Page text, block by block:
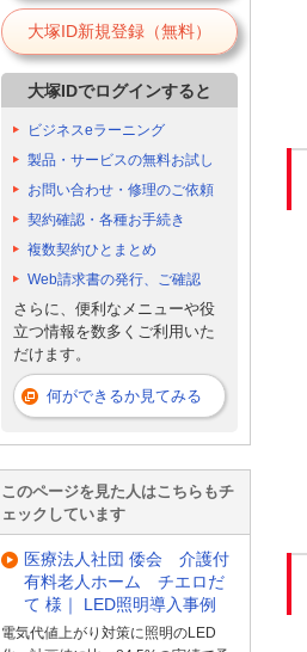
大塚ID新規登録（無料）
大塚IDでログインすると
ビジネスeラーニング
製品・サービスの無料お試し
お問い合わせ・修理のご依頼
契約確認・各種お手続き
複数契約ひとまとめ
Web請求書の発行、ご確認
さらに、便利なメニューや役
立つ情報を数多くご利用いた
だけます。
何ができるか見てみる
このページを見た人はこちらもチ
ェックしています
医療法人社団 倭会 介護付
有料老人ホーム チエロだ
て 様｜ LED照明導入事例
電気代値上がり対策に照明のLED